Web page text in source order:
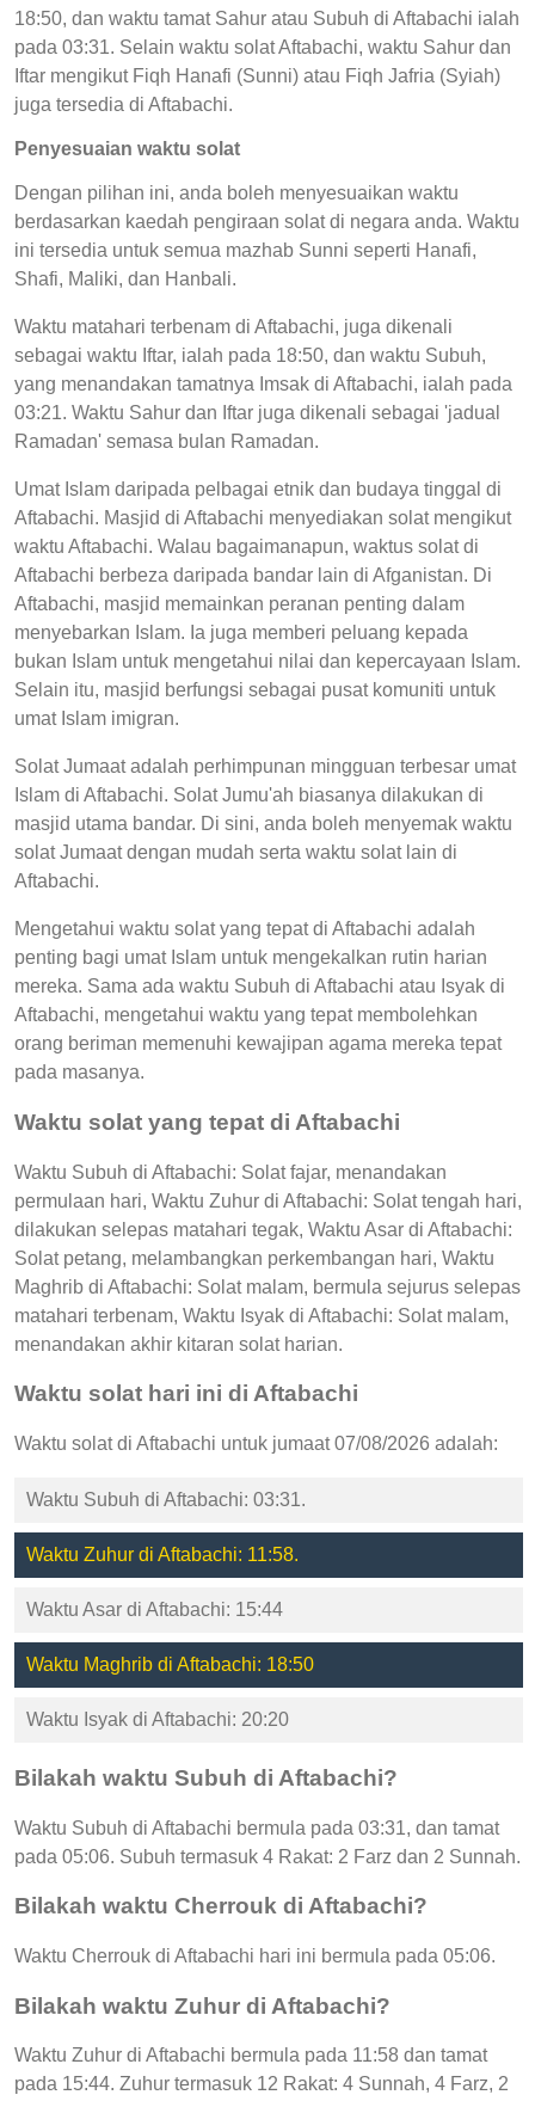
18:50, dan waktu tamat Sahur atau Subuh di Aftabachi ialah
pada 03:31. Selain waktu solat Aftabachi, waktu Sahur dan
Iftar mengikut Fiqh Hanafi (Sunni) atau Fiqh Jafria (Syiah)
juga tersedia di Aftabachi.
Penyesuaian waktu solat
Dengan pilihan ini, anda boleh menyesuaikan waktu
berdasarkan kaedah pengiraan solat di negara anda. Waktu
ini tersedia untuk semua mazhab Sunni seperti Hanafi,
Shafi, Maliki, dan Hanbali.
Waktu matahari terbenam di Aftabachi, juga dikenali
sebagai waktu Iftar, ialah pada 18:50, dan waktu Subuh,
yang menandakan tamatnya Imsak di Aftabachi, ialah pada
03:21. Waktu Sahur dan Iftar juga dikenali sebagai 'jadual
Ramadan' semasa bulan Ramadan.
Umat Islam daripada pelbagai etnik dan budaya tinggal di
Aftabachi. Masjid di Aftabachi menyediakan solat mengikut
waktu Aftabachi. Walau bagaimanapun, waktus solat di
Aftabachi berbeza daripada bandar lain di Afganistan. Di
Aftabachi, masjid memainkan peranan penting dalam
menyebarkan Islam. Ia juga memberi peluang kepada
bukan Islam untuk mengetahui nilai dan kepercayaan Islam.
Selain itu, masjid berfungsi sebagai pusat komuniti untuk
umat Islam imigran.
Solat Jumaat adalah perhimpunan mingguan terbesar umat
Islam di Aftabachi. Solat Jumu'ah biasanya dilakukan di
masjid utama bandar. Di sini, anda boleh menyemak waktu
solat Jumaat dengan mudah serta waktu solat lain di
Aftabachi.
Mengetahui waktu solat yang tepat di Aftabachi adalah
penting bagi umat Islam untuk mengekalkan rutin harian
mereka. Sama ada waktu Subuh di Aftabachi atau Isyak di
Aftabachi, mengetahui waktu yang tepat membolehkan
orang beriman memenuhi kewajipan agama mereka tepat
pada masanya.
Waktu solat yang tepat di Aftabachi
Waktu Subuh di Aftabachi: Solat fajar, menandakan
permulaan hari, Waktu Zuhur di Aftabachi: Solat tengah hari,
dilakukan selepas matahari tegak, Waktu Asar di Aftabachi:
Solat petang, melambangkan perkembangan hari, Waktu
Maghrib di Aftabachi: Solat malam, bermula sejurus selepas
matahari terbenam, Waktu Isyak di Aftabachi: Solat malam,
menandakan akhir kitaran solat harian.
Waktu solat hari ini di Aftabachi
Waktu solat di Aftabachi untuk jumaat 07/08/2026 adalah:
Waktu Subuh di Aftabachi: 03:31.
Waktu Zuhur di Aftabachi: 11:58.
Waktu Asar di Aftabachi: 15:44
Waktu Maghrib di Aftabachi: 18:50
Waktu Isyak di Aftabachi: 20:20
Bilakah waktu Subuh di Aftabachi?
Waktu Subuh di Aftabachi bermula pada 03:31, dan tamat
pada 05:06. Subuh termasuk 4 Rakat: 2 Farz dan 2 Sunnah.
Bilakah waktu Cherrouk di Aftabachi?
Waktu Cherrouk di Aftabachi hari ini bermula pada 05:06.
Bilakah waktu Zuhur di Aftabachi?
Waktu Zuhur di Aftabachi bermula pada 11:58 dan tamat
pada 15:44. Zuhur termasuk 12 Rakat: 4 Sunnah, 4 Farz, 2